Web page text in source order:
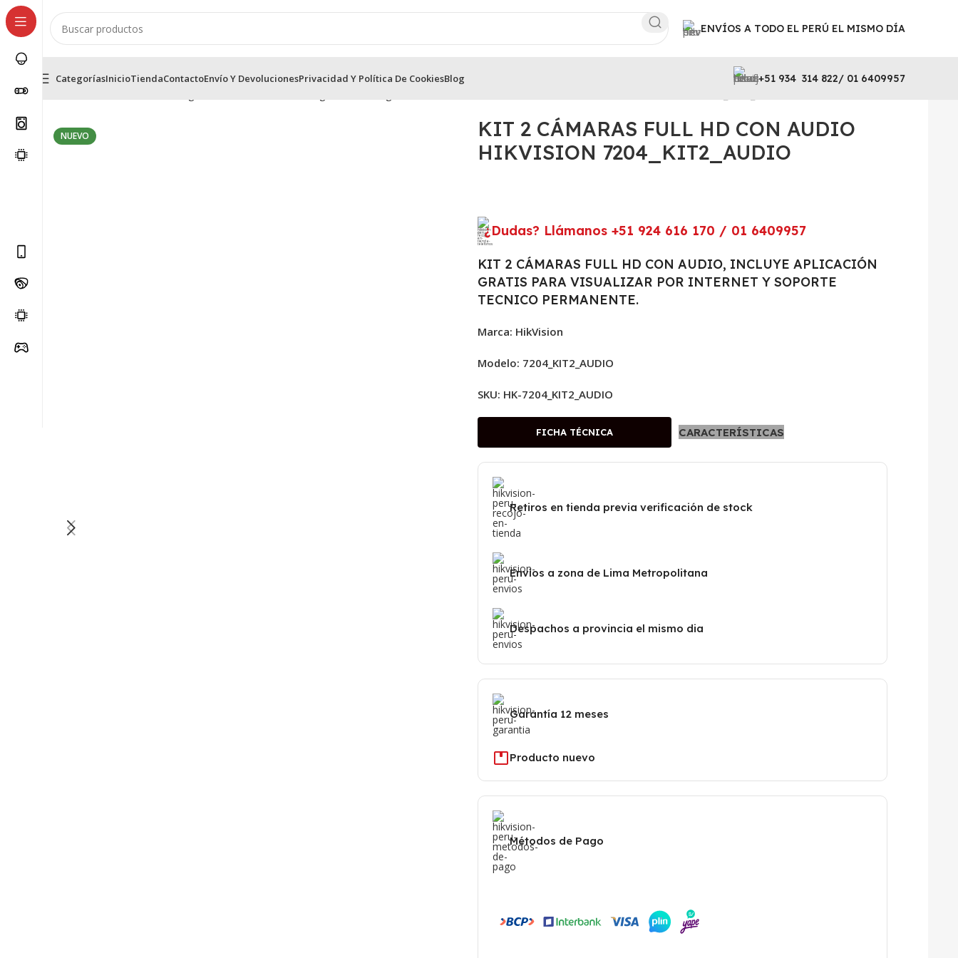
ENVÍOS A TODO EL PERÚ EL MISMO DÍA
CategoríasInicioTiendaContactoEnvío Y DevolucionesPrivacidad Y Política De CookiesBlog +51 934 314 822/ 01 6409957
NUEVO
KIT 2 CÁMARAS FULL HD CON AUDIO
HIKVISION 7204_KIT2_AUDIO
¿Dudas? Llámanos +51 924 616 170 / 01 6409957
KIT 2 CÁMARAS FULL HD CON AUDIO, INCLUYE APLICACIÓN
GRATIS PARA VISUALIZAR POR INTERNET Y SOPORTE
TECNICO PERMANENTE.
Marca: HikVision
Modelo: 7204_KIT2_AUDIO
SKU: HK-7204_KIT2_AUDIO
FICHA TÉCNICA CARACTERÍSTICAS
Retiros en tienda previa verificación de stock
Envíos a zona de Lima Metropolitana
Despachos a provincia el mismo dia
Garantía 12 meses
Producto nuevo
Métodos de Pago